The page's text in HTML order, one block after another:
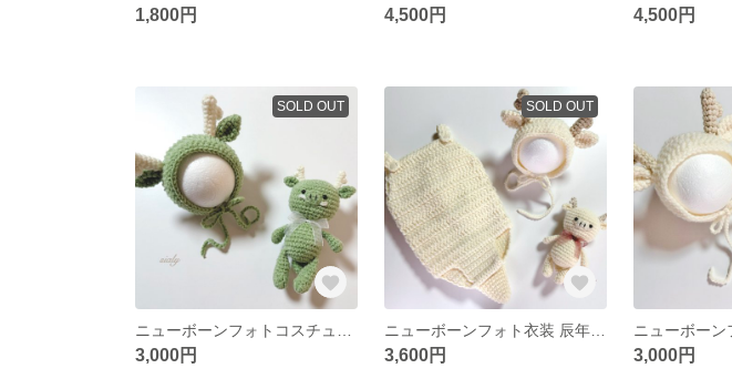
1,800円 4,500円 4,500円
SOLD OUT
3,000円
SOLD OUT
ニューボーンフォト衣装 辰年 干支 あみぐるみset オフホワイトカラー
3,600円 3,000円